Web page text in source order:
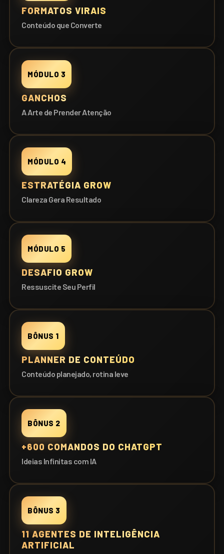
FORMATOS VIRAIS
Conteúdo que Converte
MÓDULO 3
GANCHOS
A Arte de Prender Atenção
MÓDULO 4
ESTRATÉGIA GROW
Clareza Gera Resultado
MÓDULO 5
DESAFIO GROW
Ressuscite Seu Perfil
BÔNUS 1
PLANNER DE CONTEÚDO
Conteúdo planejado, rotina leve
BÔNUS 2
+600 COMANDOS DO CHATGPT
Ideias Infinitas com IA
BÔNUS 3
11 AGENTES DE INTELIGÊNCIA
ARTIFICIAL